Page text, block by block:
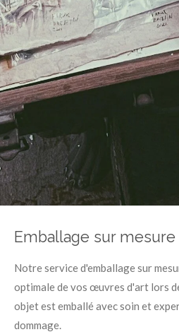
Emballage sur mesure
Notre service d'emballage sur
optimale de vos œuvres d'art lors
objet est emballé avec soin et
dommage.